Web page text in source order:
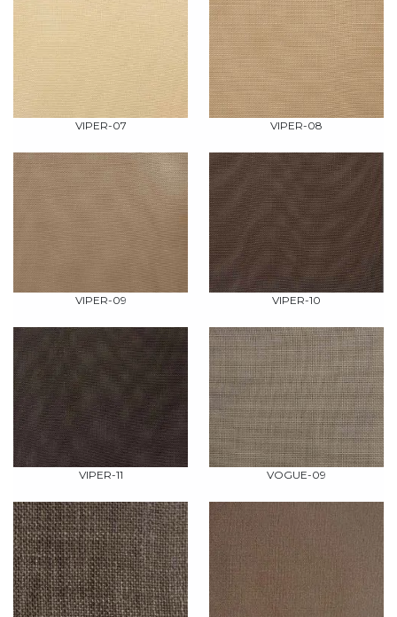
VIPER-07 VIPER-08
VIPER-09 VIPER-10
VIPER-11 VOGUE-09